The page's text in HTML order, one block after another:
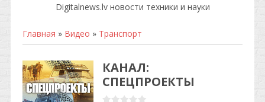
Digitalnews.lv новости техники и науки
Главная » Видео » Транспорт
КАНАЛ:
СПЕЦПРОЕКТЫ